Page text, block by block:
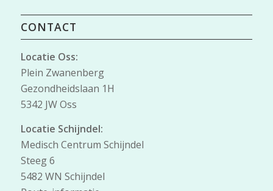
CONTACT
Locatie Oss:
Plein Zwanenberg
Gezondheidslaan 1H
5342 JW Oss
Locatie Schijndel:
Medisch Centrum Schijndel
Steeg 6
5482 WN Schijndel